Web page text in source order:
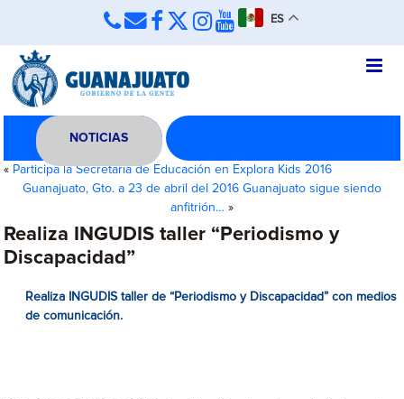
ES
NOTICIAS
« Participa la Secretaría de Educación en Explora Kids 2016
Guanajuato, Gto. a 23 de abril del 2016 Guanajuato sigue siendo
anfitrión… »
Realiza INGUDIS taller “Periodismo y
Discapacidad”
Realiza INGUDIS taller de “Periodismo y Discapacidad” con medios
de comunicación.